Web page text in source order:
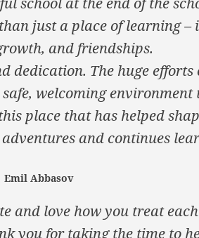
just a place of learning –
and friendships.
dedication. The huge
welcoming
place that has helped
and continues
Emil Abbasov
and love how you treat
you for taking the time to